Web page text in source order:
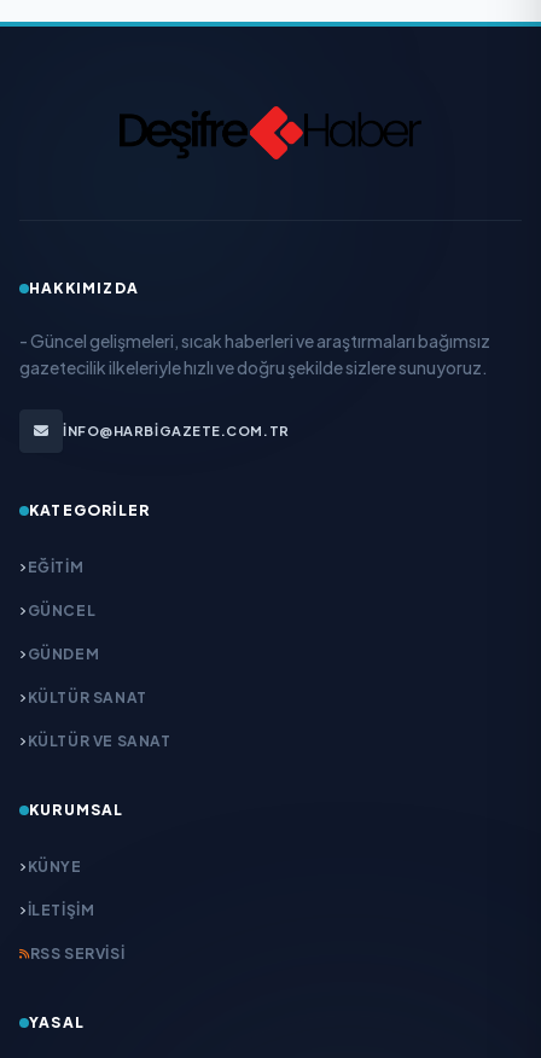
HAKKIMIZDA
- Güncel gelişmeleri, sıcak haberleri ve araştırmaları bağımsız
gazetecilik ilkeleriyle hızlı ve doğru şekilde sizlere sunuyoruz.
INFO@HARBIGAZETE.COM.TR
KATEGORILER
EĞITIM
GÜNCEL
GÜNDEM
KÜLTÜR SANAT
KÜLTÜR VE SANAT
KURUMSAL
KÜNYE
İLETIŞIM
RSS SERVISI
YASAL